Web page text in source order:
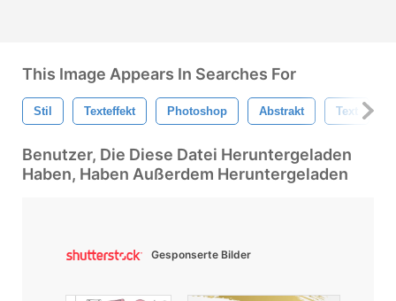
This Image Appears In Searches For
Stil Texteffekt Photoshop Abstrakt Text
Benutzer, Die Diese Datei Heruntergeladen
Haben, Haben Außerdem Heruntergeladen
Gesponserte Bilder